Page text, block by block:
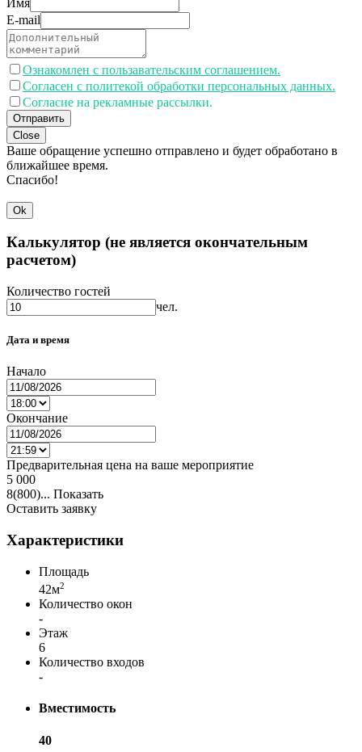
E-mail
Ознакомлен с пользавательским соглашением.
Согласен с политекой обработки персональных данных.
Согласие на рекламные рассылки.
Отправить
Close
Ваше обращение успешно отправлено и будет обработано в
ближайшее время.
Спасибо!
Ok
Калькулятор (не является окончательным
расчетом)
Количество гостей
чел.
Дата и время
Начало
Окончание
Предварительная цена на ваше мероприятие
5 000
8(800)... Показать
Оставить заявку
Характеристики
Площадь
42м2
Количество окон
-
Этаж
6
Количество входов
-
Вместимость
40